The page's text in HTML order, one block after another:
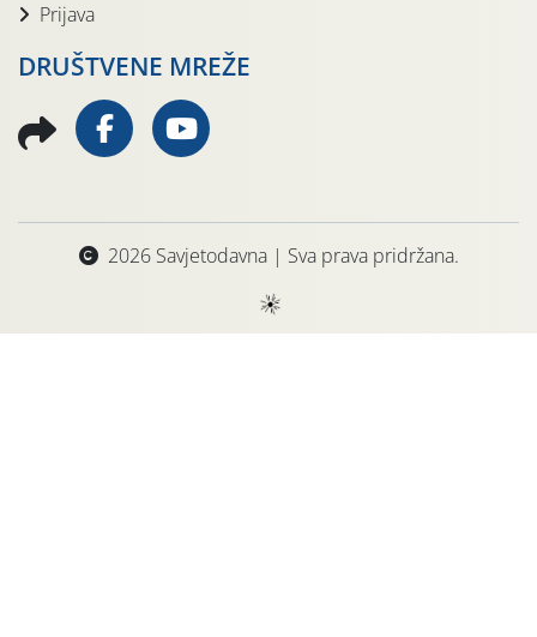
Prijava
DRUŠTVENE MREŽE
2026 Savjetodavna | Sva prava pridržana.